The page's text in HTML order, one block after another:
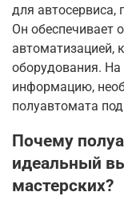
для автосервиса,
Он обеспечивает
автоматизацией,
оборудования. На
информацию,
полуавтомата
Почему
идеальный
мастерских?